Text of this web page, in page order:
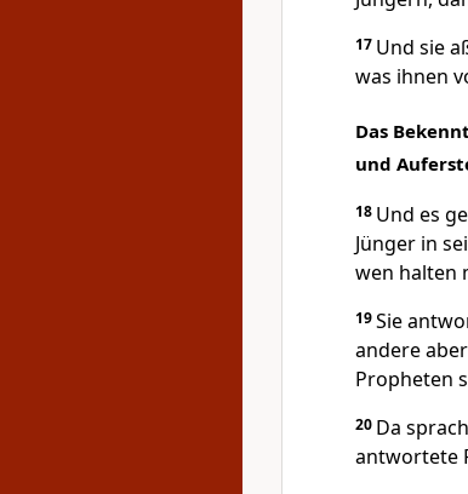
17 Und sie
was ihnen
Das
und
18 Und es
Jünger in
wen halten
19Sie
andere
Propheten
20 Da
antwortete